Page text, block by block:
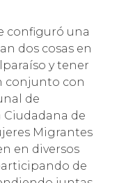
configuró una
dos cosas en
y tener
conjunto con
de
Ciudadana de
Migrantes
en diversos
de